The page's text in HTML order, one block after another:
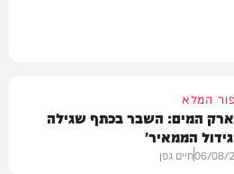
המלא
המים: השבר בכתף שגילה
הממאיר'
06/08/חיים גפן